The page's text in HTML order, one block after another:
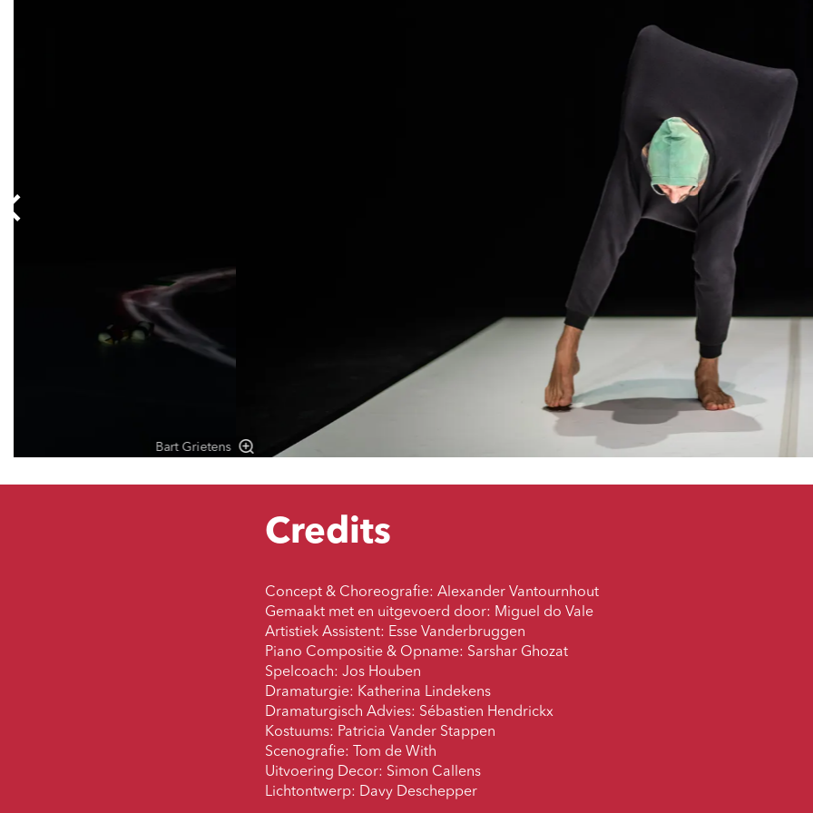
Bart Grietens
Credits
Concept & Choreografie: Alexander Vantournhout
Gemaakt met en uitgevoerd door: Miguel do Vale
Artistiek Assistent: Esse Vanderbruggen
Piano Compositie & Opname: Sarshar Ghozat
Spelcoach: Jos Houben
Dramaturgie: Katherina Lindekens
Dramaturgisch Advies: Sébastien Hendrickx
Kostuums: Patricia Vander Stappen
Scenografie: Tom de With
Uitvoering Decor: Simon Callens
Lichtontwerp: Davy Deschepper